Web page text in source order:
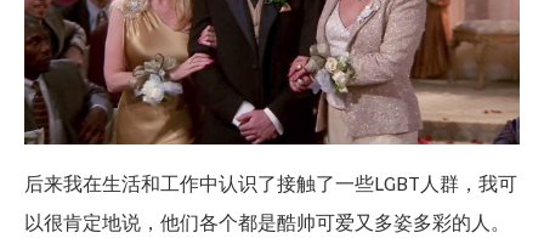
后来我在生活和工作中认识了接触了一些LGBT人群，我可
以很肯定地说，他们各个都是酷帅可爱又多姿多彩的人。